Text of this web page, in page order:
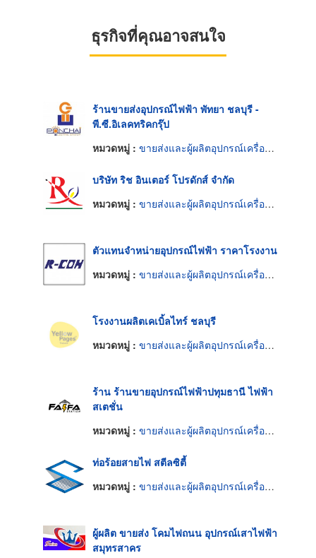
ธุรกิจที่คุณอาจสนใจ
ร้านขายส่งอุปกรณ์ไฟฟ้า พัทยา ชลบุรี -
พี.ซี.อิเลคทริคกรุ๊ป
หมวดหมู่ : ขายส่งและผู้ผลิตอุปกรณ์เครื่องใช้ไฟฟ้า
บริษัท ริช อินเตอร์ โปรดักส์ จำกัด
หมวดหมู่ : ขายส่งและผู้ผลิตอุปกรณ์เครื่องใช้ไฟฟ้า
ตัวแทนจำหน่ายอุปกรณ์ไฟฟ้า ราคาโรงงาน
หมวดหมู่ : ขายส่งและผู้ผลิตอุปกรณ์เครื่องใช้ไฟฟ้า
โรงงานผลิตเคเบิ้ลไทร์ ชลบุรี
หมวดหมู่ : ขายส่งและผู้ผลิตอุปกรณ์เครื่องใช้ไฟฟ้า
ร้าน ร้านขายอุปกรณ์ไฟฟ้าปทุมธานี ไฟฟ้า
สเตชั่น
หมวดหมู่ : ขายส่งและผู้ผลิตอุปกรณ์เครื่องใช้ไฟฟ้า
ท่อร้อยสายไฟ สตีลซิตี้
หมวดหมู่ : ขายส่งและผู้ผลิตอุปกรณ์เครื่องใช้ไฟฟ้า
ผู้ผลิต ขายส่ง โคมไฟถนน อุปกรณ์เสาไฟฟ้า
สมุทรสาคร